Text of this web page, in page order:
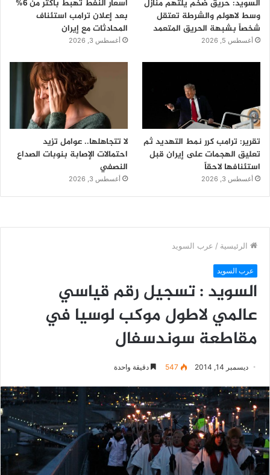
السويد: حريق ضخم يلتهم منازل
وسط لاهولم والشرطة تعتقل
شخصاً بشبهة الحريق المتعمد
أغسطس 5, 2026
أسعار النفط تهبط بأكثر من 6%
بعد إعلان ترامب استئناف
المحادثات مع إيران
أغسطس 3, 2026
تقرير: ترامب كرر نمط التهديد ثم
تعليق الهجمات على إيران قبل
استئنافها لاحقاً
أغسطس 3, 2026
لا تتجاهلها.. عوامل تزيد
احتمالات الإصابة بنوبات الصداع
النصفي
أغسطس 3, 2026